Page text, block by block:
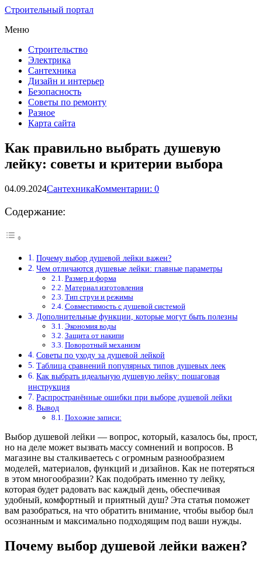
Строительный портал
Меню
Строительство
Электрика
Сантехника
Дизайн и интерьер
Безопасность
Советы по ремонту
Разное
Карта сайта
Как правильно выбрать душевую
лейку: советы и критерии выбора
04.09.2024СантехникаКомментарии: 0
Содержание:
Почему выбор душевой лейки важен?
Чем отличаются душевые лейки: главные параметры
Размер и форма
Материал изготовления
Тип струи и режимы
Совместимость с душевой системой
Дополнительные функции, которые могут быть полезны
Экономия воды
Защита от накипи
Поворотный механизм
Советы по уходу за душевой лейкой
Таблица сравнений популярных типов душевых леек
Как выбрать идеальную душевую лейку: пошаговая
инструкция
Распространённые ошибки при выборе душевой лейки
Вывод
Похожие записи:
Выбор душевой лейки — вопрос, который, казалось бы, прост,
но на деле может вызвать массу сомнений и вопросов. В
магазине вы сталкиваетесь с огромным разнообразием
моделей, материалов, функций и дизайнов. Как не потеряться
в этом многообразии? Как подобрать именно ту лейку,
которая будет радовать вас каждый день, обеспечивая
удобный, комфортный и приятный душ? Эта статья поможет
вам разобраться, на что обратить внимание, чтобы выбор был
осознанным и максимально подходящим под ваши нужды.
Почему выбор душевой лейки важен?